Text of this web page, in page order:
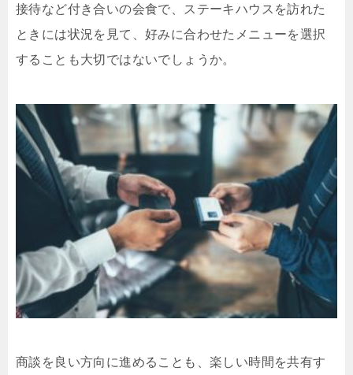
接待など付き合いの会食で、ステーキハウスを訪れた
ときには状況を見て、好みに合わせたメニューを選択
することも大切ではないでしょうか。
商談を良い方向に進めることも、楽しい時間を共有す